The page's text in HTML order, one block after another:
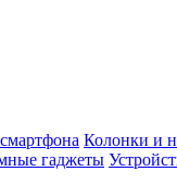
Колонки и
гаджеты